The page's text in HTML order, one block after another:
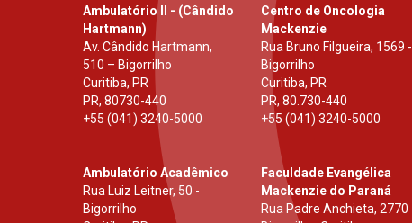
Ambulatório II - (Cândido
Hartmann)
Av. Cândido Hartmann,
510 – Bigorrilho
Curitiba, PR
PR, 80730-440
+55 (041) 3240-5000
Centro de Oncologia
Mackenzie
Rua Bruno Filgueira, 1569 -
Bigorrilho
Curitiba, PR
PR,80.730-440
+55 (041) 3240-5000
Ambulatório Acadêmico
Rua Luiz Leitner, 50 -
Bigorrilho
Faculdade Evangélica
Mackenzie do Paraná
Rua Padre Anchieta, 2770